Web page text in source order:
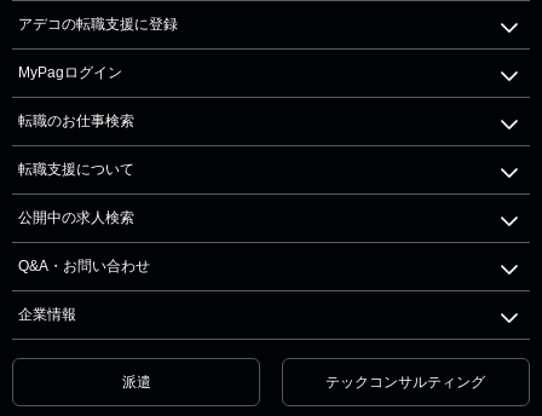
アデコの転職支援に登録
MyPagログイン
転職のお仕事検索
転職支援について
公開中の求人検索
Q&A・お問い合わせ
企業情報
派遣 テックコンサルティング